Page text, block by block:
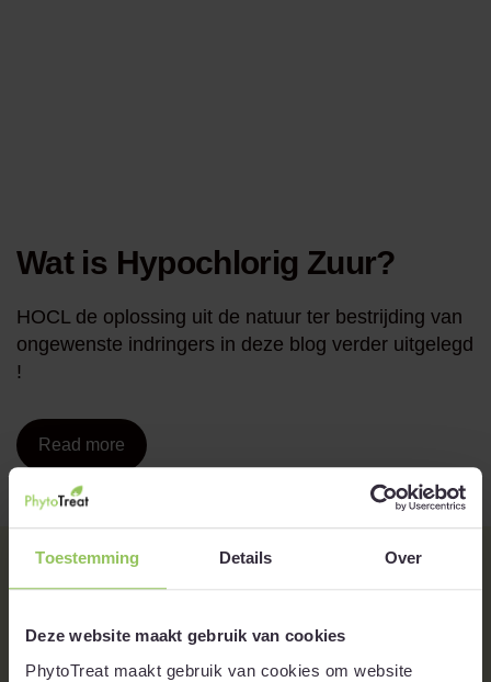
Toestemming Details Over
Deze website maakt gebruik van cookies
PhytoTreat maakt gebruik van cookies om website
Wat is Hypochlorig Zuur?
HOCL de oplossing uit de natuur ter bestrijding van
ongewenste indringers in deze blog verder uitgelegd
!
Read more
Gebruikerservaringen
Kwalitatieve producten